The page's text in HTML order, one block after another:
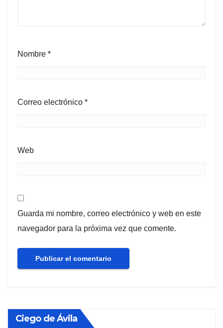
Nombre *
Correo electrónico *
Web
Guarda mi nombre, correo electrónico y web en este
navegador para la próxima vez que comente.
Ciego de Ávila